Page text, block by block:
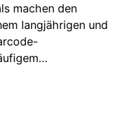
machen den
langjährigen und